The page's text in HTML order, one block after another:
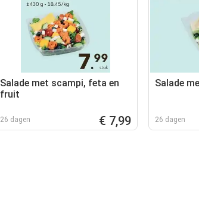
Salade met scampi, feta en
fruit
26 dagen € 7,99
Salade
26 dagen